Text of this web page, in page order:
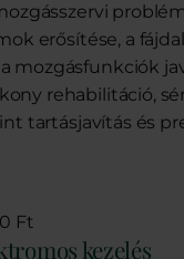
erősítése, a
mozgásfunkciók
rehabilitáció,
tartásjavítás és
Ft
kezelés